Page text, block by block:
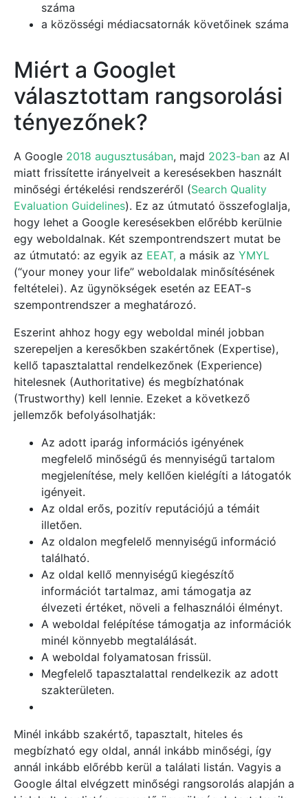
száma
a közösségi médiacsatornák követőinek száma
Miért a Googlet
választottam rangsorolási
tényezőnek?
A Google 2018 augusztusában, majd 2023-ban az AI
miatt frissítette irányelveit a keresésekben használt
minőségi értékelési rendszeréről (Search Quality
Evaluation Guidelines). Ez az útmutató összefoglalja,
hogy lehet a Google keresésekben előrébb kerülnie
egy weboldalnak. Két szempontrendszert mutat be
az útmutató: az egyik az EEAT, a másik az YMYL
(“your money your life” weboldalak minősítésének
feltételei). Az ügynökségek esetén az EEAT-s
szempontrendszer a meghatározó.
Eszerint ahhoz hogy egy weboldal minél jobban
szerepeljen a keresőkben szakértőnek (Expertise),
kellő tapasztalattal rendelkezőnek (Experience)
hitelesnek (Authoritative) és megbízhatónak
(Trustworthy) kell lennie. Ezeket a következő
jellemzők befolyásolhatják:
Az adott iparág információs igényének
megfelelő minőségű és mennyiségű tartalom
megjelenítése, mely kellően kielégíti a látogatók
igényeit.
Az oldal erős, pozitív reputációjú a témáit
illetően.
Az oldalon megfelelő mennyiségű információ
található.
Az oldal kellő mennyiségű kiegészítő
információt tartalmaz, ami támogatja az
élvezeti értéket, növeli a felhasználói élményt.
A weboldal felépítése támogatja az információk
minél könnyebb megtalálását.
A weboldal folyamatosan frissül.
Megfelelő tapasztalattal rendelkezik az adott
szakterületen.
Minél inkább szakértő, tapasztalt, hiteles és
megbízható egy oldal, annál inkább minőségi, így
annál inkább előrébb kerül a találati listán. Vagyis a
Google által elvégzett minőségi rangsorolás alapján a